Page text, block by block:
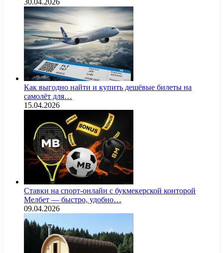
Как выгодно найти и купить дешёвые билеты на
самолёт для…
15.04.2026
Ставки на спорт-онлайн с букмекерской конторой
Мелбет — быстро, удобно…
09.04.2026